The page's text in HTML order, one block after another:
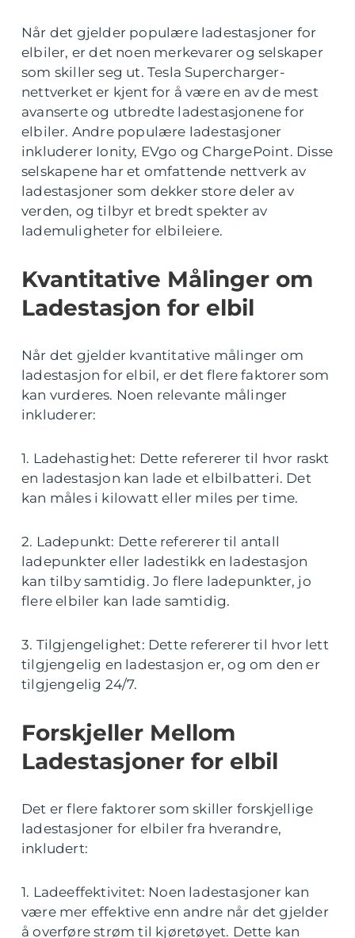
Når det gjelder populære ladestasjoner for
elbiler, er det noen merkevarer og selskaper
som skiller seg ut. Tesla Supercharger-
nettverket er kjent for å være en av de mest
avanserte og utbredte ladestasjonene for
elbiler. Andre populære ladestasjoner
inkluderer Ionity, EVgo og ChargePoint. Disse
selskapene har et omfattende nettverk av
ladestasjoner som dekker store deler av
verden, og tilbyr et bredt spekter av
lademuligheter for elbileiere.
Kvantitative Målinger om
Ladestasjon for elbil
Når det gjelder kvantitative målinger om
ladestasjon for elbil, er det flere faktorer som
kan vurderes. Noen relevante målinger
inkluderer:
1. Ladehastighet: Dette refererer til hvor raskt
en ladestasjon kan lade et elbilbatteri. Det
kan måles i kilowatt eller miles per time.
2. Ladepunkt: Dette refererer til antall
ladepunkter eller ladestikk en ladestasjon
kan tilby samtidig. Jo flere ladepunkter, jo
flere elbiler kan lade samtidig.
3. Tilgjengelighet: Dette refererer til hvor lett
tilgjengelig en ladestasjon er, og om den er
tilgjengelig 24/7.
Forskjeller Mellom
Ladestasjoner for elbil
Det er flere faktorer som skiller forskjellige
ladestasjoner for elbiler fra hverandre,
inkludert:
1. Ladeeffektivitet: Noen ladestasjoner kan
være mer effektive enn andre når det gjelder
å overføre strøm til kjøretøyet. Dette kan